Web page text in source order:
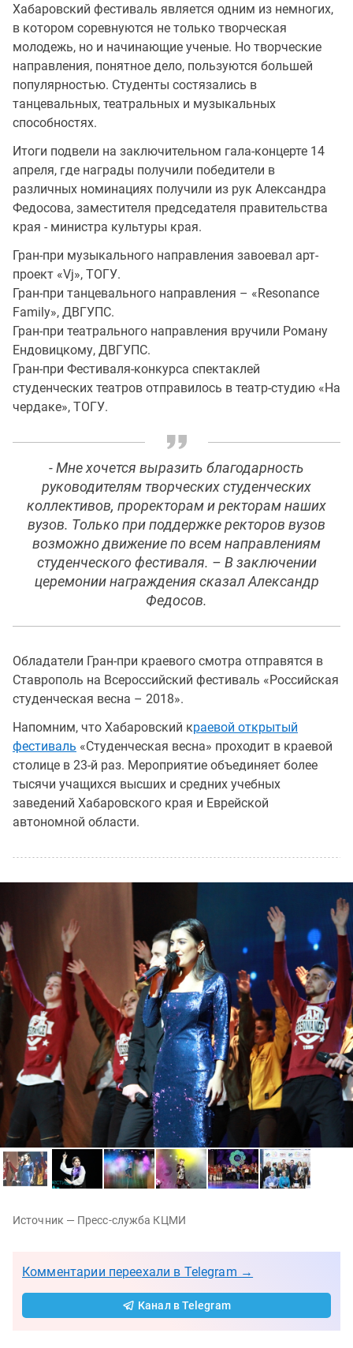
Хабаровский фестиваль является одним из немногих,
в котором соревнуются не только творческая
молодежь, но и начинающие ученые. Но творческие
направления, понятное дело, пользуются большей
популярностью. Студенты состязались в
танцевальных, театральных и музыкальных
способностях.
Итоги подвели на заключительном гала-концерте 14
апреля, где награды получили победители в
различных номинациях получили из рук Александра
Федосова, заместителя председателя правительства
края - министра культуры края.
Гран-при музыкального направления завоевал арт-
проект «Vj», ТОГУ.
Гран-при танцевального направления – «Resonance
Family», ДВГУПС.
Гран-при театрального направления вручили Роману
Ендовицкому, ДВГУПС.
Гран-при Фестиваля-конкурса спектаклей
студенческих театров отправилось в театр-студию «На
чердаке», ТОГУ.
- Мне хочется выразить благодарность
руководителям творческих студенческих
коллективов, проректорам и ректорам наших
вузов. Только при поддержке ректоров вузов
возможно движение по всем направлениям
студенческого фестиваля. – В заключении
церемонии награждения сказал Александр
Федосов.
Обладатели Гран-при краевого смотра отправятся в
Ставрополь на Всероссийский фестиваль «Российская
студенческая весна – 2018».
Напомним, что Хабаровский краевой открытый
фестиваль «Студенческая весна» проходит в краевой
столице в 23-й раз. Мероприятие объединяет более
тысячи учащихся высших и средних учебных
заведений Хабаровского края и Еврейской
автономной области.
Источник — Пресс-служба КЦМИ
Комментарии переехали в Telegram →
Канал в Telegram